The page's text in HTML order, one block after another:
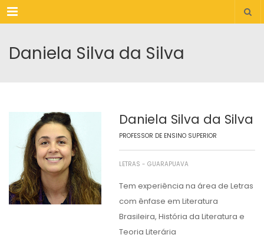
Menu
Daniela Silva da Silva
Daniela Silva da Silva
PROFESSOR DE ENSINO SUPERIOR
LETRAS - GUARAPUAVA
Tem experiência na área de Letras
com ênfase em Literatura
Brasileira, História da Literatura e
Teoria Literária